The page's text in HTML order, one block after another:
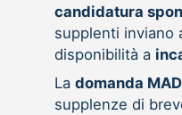
candidatura
supplenti inviano
disponibilità a
La domanda MAD
supplenze di